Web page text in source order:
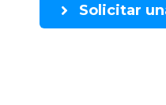
Solicitar